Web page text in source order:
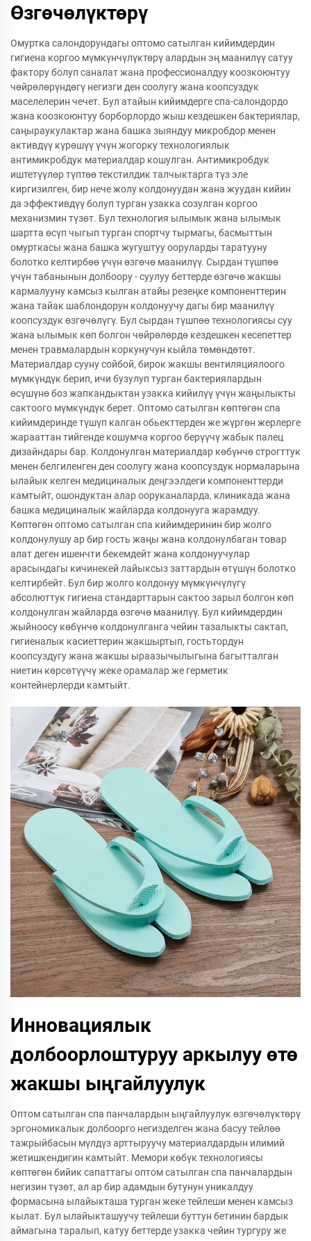
Өзгөчөлүктөрү
Омуртка салондорундагы оптомо сатылган кийимдердин
гигиена коргоо мүмкүнчүлүктөрү алардын эң маанилүү сатуу
фактору болуп саналат жана профессионалдуу коозкоюнтуу
чөйрөлөрүндөгү негизги ден соолугу жана коопсуздук
маселелерин чечет. Бул атайын кийимдерге спа-салондордо
жана коозкоюнтуу борборлордо жыш кездешкен бактериялар,
саңыраукулактар жана башка зыяндуу микробдор менен
активдүү күрөшүү үчүн жогорку технологиялык
антимикробдук материалдар кошулган. Антимикробдук
иштетүүлөр түптөө текстилдик талчыктарга түз эле
киргизилген, бир нече жолу колдонуудан жана жуудан кийин
да эффективдүү болуп турган узакка созулган коргоо
механизмин түзөт. Бул технология ылымык жана ылымык
шартта өсүп чыгып турган спортчу тырмагы, басмыттын
омурткасы жана башка жугуштуу ооруларды таратууну
болотко келтирбөө үчүн өзгөчө маанилүү. Сырдан түшпөө
үчүн табанынын долбоору - суулуу беттерде өзгөчө жакшы
кармалууну камсыз кылган атайы резеңке компоненттерин
жана тайак шаблондорун колдонуучу дагы бир маанилүү
коопсуздук өзгөчөлүгү. Бул сырдан түшпөө технологиясы суу
жана ылымык көп болгон чөйрөлөрдө кездешкен кесепеттер
менен травмалардын коркунучун кыйла төмөндөтөт.
Материалдар сууну сойбой, бирок жакшы вентиляциялоого
мүмкүндүк берип, ичи бузулуп турган бактериялардын
өсүшүнө боз жапкандыктан узакка кийилүү үчүн жаңылыкты
сактоого мүмкүндүк берет. Оптомо сатылган көптөгөн спа
кийимдеринде түшүп калган обьекттерден же жүргөн жерлерге
жарааттан тийгенде кошумча коргоо берүүчү жабык палец
дизайндары бар. Колдонулган материалдар көбүнчө строгттук
менен белгиленген ден соолугу жана коопсуздук нормаларына
ылайык келген медициналык деңгээлдеги компоненттерди
камтыйт, ошондуктан алар ооруканаларда, клиникада жана
башка медициналык жайларда колдонууга жарамдуу.
Көптөгөн оптомо сатылган спа кийимдеринин бир жолго
колдонулушу ар бир гость жаңы жана колдонулбаган товар
алат деген ишенчти бекемдейт жана колдонуучулар
арасындагы кичинекей лайыксыз заттардын өтүшүн болотко
келтирбейт. Бул бир жолго колдонуу мүмкүнчүлүгү
абсолюттук гигиена стандарттарын сактоо зарыл болгон көп
колдонулган жайларда өзгөчө маанилүү. Бул кийимдердин
жыйноосу көбүнчө колдонулганга чейин тазалыкты сактап,
гигиеналык касиеттерин жакшыртып, гостьтордун
коопсуздугу жана жакшы ыраазычылыгына багытталган
ниетин көрсөтүүчү жеке орамалар же герметик
контейнерлерди камтыйт.
Инновациялык
долбоорлоштуруу аркылуу өтө
жакшы ыңгайлуулук
Оптом сатылган спа панчалардын ыңгайлуулук өзгөчөлүктөрү
эргономикалык долбоорго негизделген жана басуу тейлөө
тажрыйбасын мүлдүз арттыруучу материалдардын илимий
жетишкендигин камтыйт. Мемори көбүк технологиясы
көптөгөн бийик сапаттагы оптом сатылган спа панчалардын
негизин түзөт, ал ар бир адамдын бутунун уникалдуу
формасына ылайыкташа турган жеке тейлеши менен камсыз
кылат. Бул ылайыкташуучу тейлеши буттун бетинин бардык
аймагына таралып, катуу беттерде узакка чейин тургуру же